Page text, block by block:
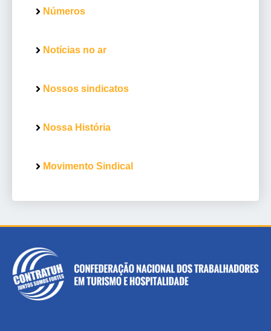
Números
Notícias no ar
Nossos sindicatos
Nossa História
Movimento Sindical